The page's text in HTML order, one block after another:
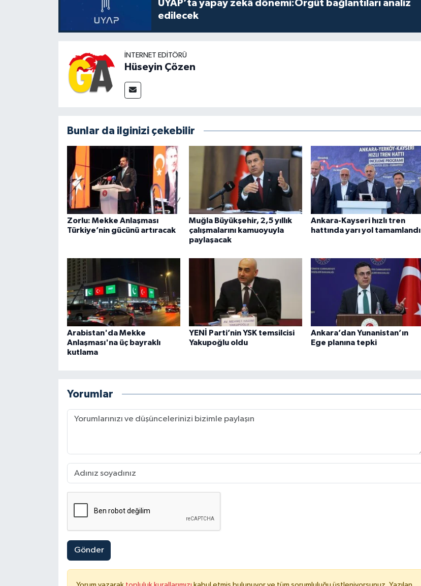
UYAP’ta yapay zekâ dönemi:Örgüt bağlantıları analiz
edilecek
İNTERNET EDITÖRÜ
Hüseyin Çözen
Bunlar da ilginizi çekebilir
Zorlu: Mekke Anlaşması
Türkiye’nin gücünü artıracak
Muğla Büyükşehir, 2,5 yıllık
çalışmalarını kamuoyuyla
paylaşacak
Ankara-Kayseri hızlı tren
hattında yarı yol tamamlandı
Arabistan'da Mekke
Anlaşması'na üç bayraklı
kutlama
YENİ Parti’nin YSK temsilcisi
Yakupoğlu oldu
Ankara’dan Yunanistan’ın
Ege planına tepki
Yorumlar
Gönder